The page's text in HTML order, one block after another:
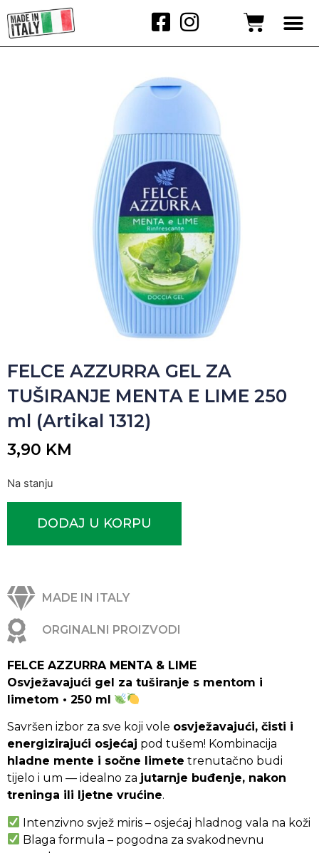
FELCE AZZURRA GEL ZA
TUŠIRANJE MENTA E LIME 250
ml (Artikal 1312)
3,90 KM
Na stanju
DODAJ U KORPU
MADE IN ITALY
ORGINALNI PROIZVODI
FELCE AZZURRA MENTA & LIME
Osvježavajući gel za tuširanje s mentom i
limetom • 250 ml
Savršen izbor za sve koji vole osvježavajući, čisti i
energizirajući osjećaj pod tušem! Kombinacija
hladne mente i sočne limete trenutačno budi
tijelo i um — idealno za jutarnje buđenje, nakon
treninga ili ljetne vrućine.
Intenzivno svjež miris – osjećaj hladnog vala na koži
Blaga formula – pogodna za svakodnevnu